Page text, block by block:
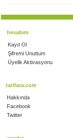
hesabım
Kayıt Ol
Şifremi Unuttum
Üyelik Aktivasyonu
tarifara.com
Hakkında
Facebook
Twitter